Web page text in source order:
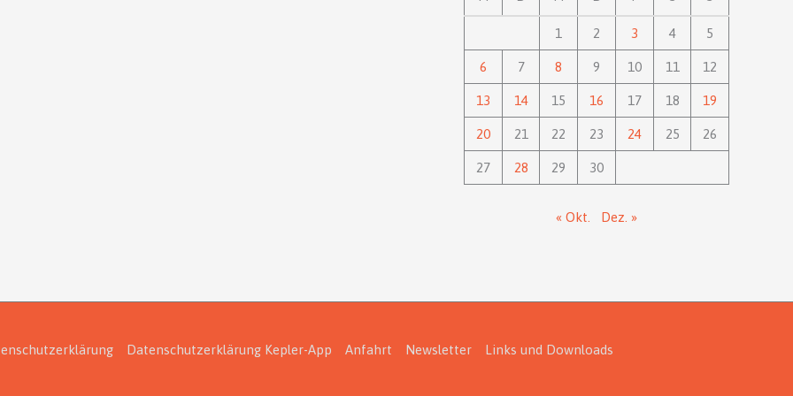
1 2 3 4 5
6 7 8 9 10 11 12
13 14 15 16 17 18 19
20 21 22 23 24 25 26
27 28 29 30
« Okt. Dez. »
Datenschutzerklärung Kepler-App Anfahrt Newsletter Links und Downloads